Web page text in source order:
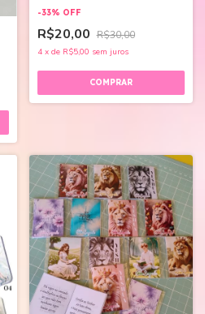
-33% OFF
R$20,00 R$30,00
4 x de R$5,00 sem juros